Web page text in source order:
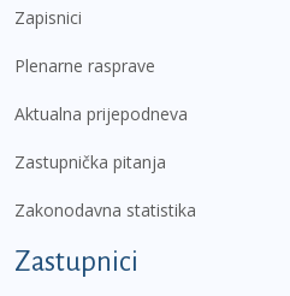
Zapisnici
Plenarne rasprave
Aktualna prijepodneva
Zastupnička pitanja
Zakonodavna statistika
Zastupnici